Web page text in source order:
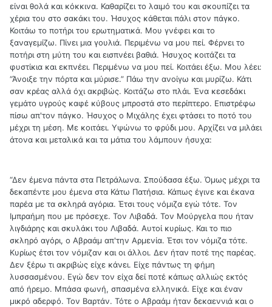
είναι θολά και κόκκινα. Καθαρίζει το λαιμό του και σκουπίζει τα
χέρια του στο σακάκι του. Ήσυχος κάθεται πάλι στον πάγκο.
Κοιτάω το ποτήρι του ερωτηματικά. Μου γνέφει και το
ξαναγεμίζω. Πίνει μια γουλιά. Περιμένω να μου πεί. Φέρνει το
ποτήρι στη μύτη του και εισπνέει βαθιά. Ήσυχος κοιτάζει τα
φυστίκια και εκπνέει. Περιμένω να μου πεί. Κοιτάει έξω. Μου λέει:
“Άνοιξε την πόρτα και μύρισε.” Πάω την ανοίγω και μυρίζω. Κάτι
σαν κρέας αλλά όχι ακριβώς. Κοιτάζω στο πλάι. Ένα κεσεδάκι
γεμάτο υγρούς καφέ κύβους μπροστά στο περίπτερο. Επιστρέφω
πίσω απ'τον πάγκο. Ήσυχος ο Μιχάλης έχει φτάσει το ποτό του
μέχρι τη μέση. Με κοιτάει. Υψώνω το φρύδι μου. Αρχίζει να μιλάει
άτονα και μεταλικά και τα μάτια του λάμπουν ήσυχα:
“Δεν έμενα πάντα στα Πετράλωνα. Σπούδασα έξω. Όμως μέχρι τα
δεκαπέντε μου έμενα στα Κάτω Πατήσια. Κάπως έγινε και έκανα
παρέα με τα σκληρά αγόρια. Έτσι τους νόμιζα εγώ τότε. Τον
Ιμπραήμη που με πρόσεχε. Τον Λιβαδά. Τον Μούργελα που ήταν
λιγδιάρης και σκυλάκι του Λιβαδά. Αυτοί κυρίως. Και το πιο
σκληρό αγόρι, ο Αβραάμ απ'την Αρμενία. Έτσι τον νόμιζα τότε.
Κυρίως έτσι τον νόμιζαν και οι άλλοι. Δεν ήταν ποτέ της παρέας.
Δεν ξέρω τι ακριβώς είχε κάνει. Είχε πάντως τη φήμη
λυσσασμένου. Εγώ δεν τον είχα δεί ποτέ κάπως αλλιώς εκτός
από ήρεμο. Μπάσα φωνή, σπασμένα ελληνικά. Είχε και έναν
μικρό αδερφό. Τον Βαρτάν. Τότε ο Αβραάμ ήταν δεκαεννιά και ο